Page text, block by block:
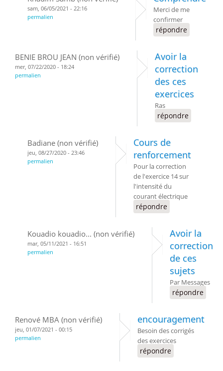
sam, 06/05/2021 - 22:16
permalien
Merci de me
confirmer
répondre
BENIE BROU JEAN (non vérifié)
mer, 07/22/2020 - 18:24
permalien
Avoir la
correction
des ces
exercices
Ras
répondre
Badiane (non vérifié)
jeu, 08/27/2020 - 23:46
permalien
Cours de
renforcement
Pour la correction
de l'exercice 14 sur
l'intensité du
courant électrique
répondre
Kouadio kouadio... (non vérifié)
mar, 05/11/2021 - 16:51
permalien
Avoir la
correction
de ces
sujets
Par Messages
répondre
Renové MBA (non vérifié)
jeu, 01/07/2021 - 00:15
permalien
encouragement
Besoin des corrigés
des exercices
répondre